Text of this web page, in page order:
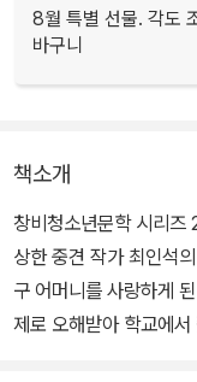
8월 특별 선물. 각도
바구니
책소개
창비청소년문학 시리
상한 중견 작가 최인석
구 어머니를 사랑하게
제로 오해받아 학교에서